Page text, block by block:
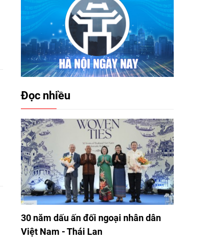
Đọc nhiều
30 năm dấu ấn đối ngoại nhân dân
Việt Nam - Thái Lan